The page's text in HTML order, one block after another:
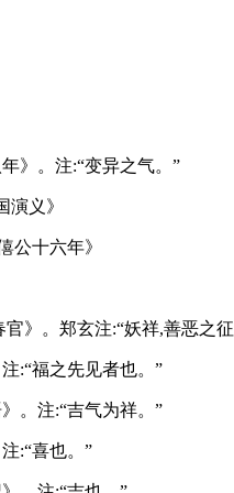
》。注:“变异之气。”
义》
公十六年》
》。郑玄注:“妖祥,善恶之
:“福之先见者也。”
。注:“吉气为祥。”
:“喜也。”